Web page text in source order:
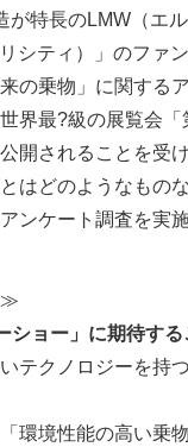
が特長のLMW（エ
リシティ）」のファ
の乗物」に関する
界最?級の展覧会
公開されることを受
とはどのようなもの
ンケート調査を実
≫
ショー」に期待す
いテクノロジーを持
環境性能の高い乗